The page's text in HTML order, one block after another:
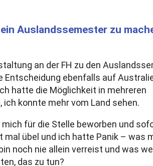
Auslandssemester zu
an der FH zu den
Entscheidung ebenfalls auf
hatte die Möglichkeit in mehreren
konnte mehr vom Land sehen.
für die Stelle beworben und
mal übel und ich hatte Panik – was
noch nie allein verreist und was
das zu tun?